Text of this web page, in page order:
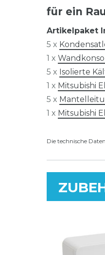
für ein
Artikelpaket
5 x
1 x
5 x Isolierte
1 x Mitsubishi
5 x
1 x Mitsubishi
Die technische